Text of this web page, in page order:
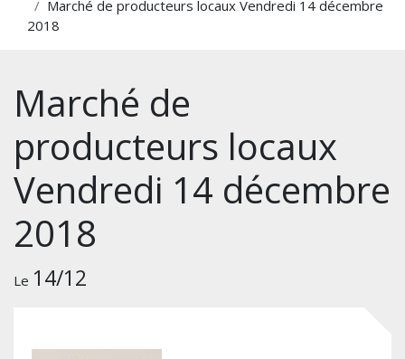
Marché de producteurs locaux Vendredi 14 décembre
2018
Marché de
producteurs locaux
Vendredi 14 décembre
2018
Le 14/12